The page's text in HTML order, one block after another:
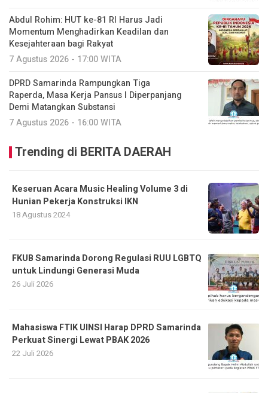
Abdul Rohim: HUT ke-81 RI Harus Jadi
Momentum Menghadirkan Keadilan dan
Kesejahteraan bagi Rakyat
7 Agustus 2026 - 17:00 WITA
DPRD Samarinda Rampungkan Tiga
Raperda, Masa Kerja Pansus I Diperpanjang
Demi Matangkan Substansi
7 Agustus 2026 - 16:00 WITA
Trending di BERITA DAERAH
Keseruan Acara Music Healing Volume 3 di
Hunian Pekerja Konstruksi IKN
18 Agustus 2024
FKUB Samarinda Dorong Regulasi RUU LGBTQ
untuk Lindungi Generasi Muda
26 Juli 2026
Mahasiswa FTIK UINSI Harap DPRD Samarinda
Perkuat Sinergi Lewat PBAK 2026
22 Juli 2026